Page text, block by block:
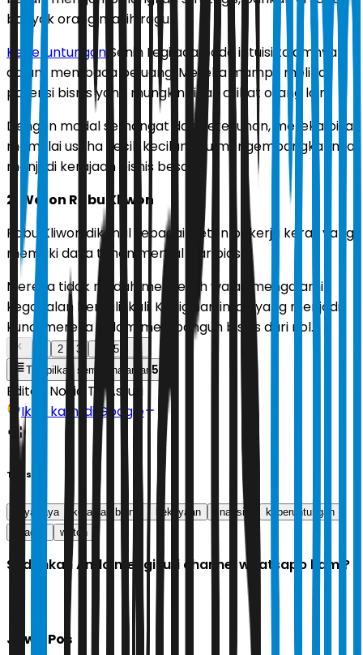
banyak orang masih ragu.
Keberuntungan Senin Legi ada pada intuisi tajamnya
dalam membaca peluang. Mereka mampu melihat
potensi bisnis yang mungkin tidak dilihat orang lain.
Dengan modal semangat dan ketekunan, mereka bisa
memulai usaha kecil-kecilan lalu mengembangkannya
menjadi kerajaan bisnis besar.
2. Weton Rabu Kliwon
Rabu Kliwon dikenal sebagai weton pekerja keras yang
memiliki daya tahan mental luar biasa.
Mereka tidak mudah menyerah walau mengalami
kegagalan berkali-kali. Kegigihan inilah yang menjadi
kunci mereka dalam membangun bisnis dari nol.
2 3 4
5
Tampilkan semua halaman5
Editor: Novia Tri Astuti
Ikuti kami di Google
Tags
kaya raya kerajaan bisnis kekayaan finansial
keberuntungan
juragan
weton
Sudahkah Anda mengikuti channel whatsapp kami?
Jawa Pos